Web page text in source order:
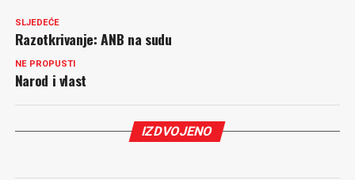
SLJEDEĆE
Razotkrivanje: ANB na sudu
NE PROPUSTI
Narod i vlast
IZDVOJENO